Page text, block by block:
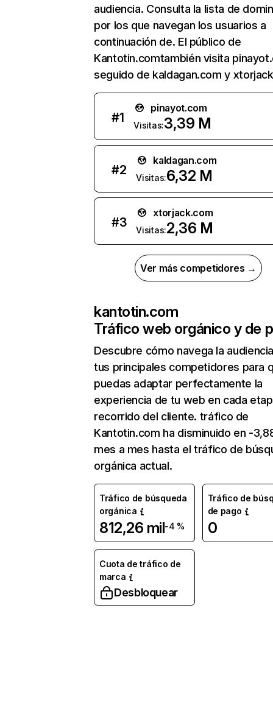
audiencia. Consulta la lista de
por los que navegan los usuarios a
continuación de. El público de
Kantotin.comtambién visita
seguido de kaldagan.com y
#1
pinayot.com
Visitas:3,39 M
#2
kaldagan.com
Visitas:6,32 M
#3
xtorjack.com
Visitas:2,36 M
Ver más competidores →
kantotin.com
Tráfico web orgánico y de
Descubre cómo navega la
tus principales competidores para
puedas adaptar perfectamente la
experiencia de tu web en cada
recorrido del cliente. tráfico de
Kantotin.com ha disminuido en -
mes a mes hasta el tráfico de
orgánica actual.
Tráfico de búsqueda
orgánica
812,26 mil-4 %
Tráfico de
de pago
0
Cuota de tráfico de
marca
Desbloquear